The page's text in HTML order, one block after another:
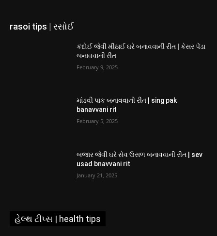
rasoi tips | રસોઈ
કંદોઈ જેવી મીઠાઈ ઘરે બનાવવાની રીત | કેસર પેંડા
બનાવવાની રીત
February 9, 2025
માંડવી પાક બનાવવાની રીત | sing pak
banavvani rit
February 5, 2025
બજાર જેવી ઘરે સેવ ઉસળ બનાવવાની રીત | sev
usad bnavvani rit
January 21, 2025
હેલ્થ ટીપ્સ | health tips